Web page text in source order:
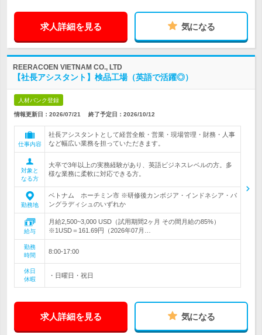
求人詳細を見る 気になる
REERACOEN VIETNAM CO., LTD
【社長アシスタント】検品工場（英語で活躍◎）
人材バンク登録
情報更新日：2026/07/21 終了予定日： 2026/10/12
仕事内容
社長アシスタントとして経営全般・営業・現場管理・財務・人事
など幅広い業務を担っていただきます。
対象と
なる方
大卒で3年以上の実務経験があり、英語ビジネスレベルの方。多
様な業務に柔軟に対応できる方。
勤務地
ベトナム ホーチミン市 ※研修後カンボジア・インドネシア・バ
ングラディシュのいずれか
給与
月給2,500~3,000 USD（試用期間2ヶ月 その間月給の85%）
※1USD＝161.69円（2026年07月…
勤務
時間
8:00-17:00
休日
休暇
・日曜日・祝日
求人詳細を見る 気になる